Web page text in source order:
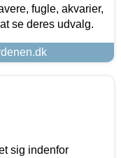
fugle, akvarier,
se deres udvalg.
sig indenfor